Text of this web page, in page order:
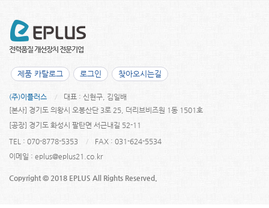
제품 카탈로그 로그인 찾아오시는길
(주)이플러스
대표 : 신현구, 김일배
[본사] 경기도 의왕시 오봉산단 3로 25, 더리브비즈원 1동 1501호
[공장] 경기도 화성시 팔탄면 서근내길 52-11
TEL : 070-8778-5353
FAX : 031-624-5534
이메일 : eplus@eplus21.co.kr
Copyright © 2018 EPLUS All Rights Reserved.